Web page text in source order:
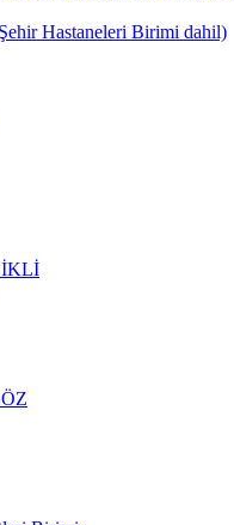
Hastaneleri Birimi dahil)